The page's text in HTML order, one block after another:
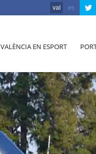
val es
VALÈNCIA EN ESPORT